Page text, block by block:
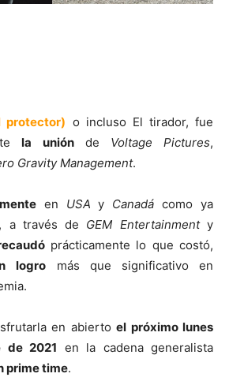
protector) o incluso El tirador, fue
la uniónde Voltage Pictures,
Gravity Management.
en USAy Canadá como ya
a través de GEM Entertainmenty
prácticamente lo que costó,
logro más que significativo en
en abiertoel próximo lunes
de 2021 en la cadena generalista
prime time.